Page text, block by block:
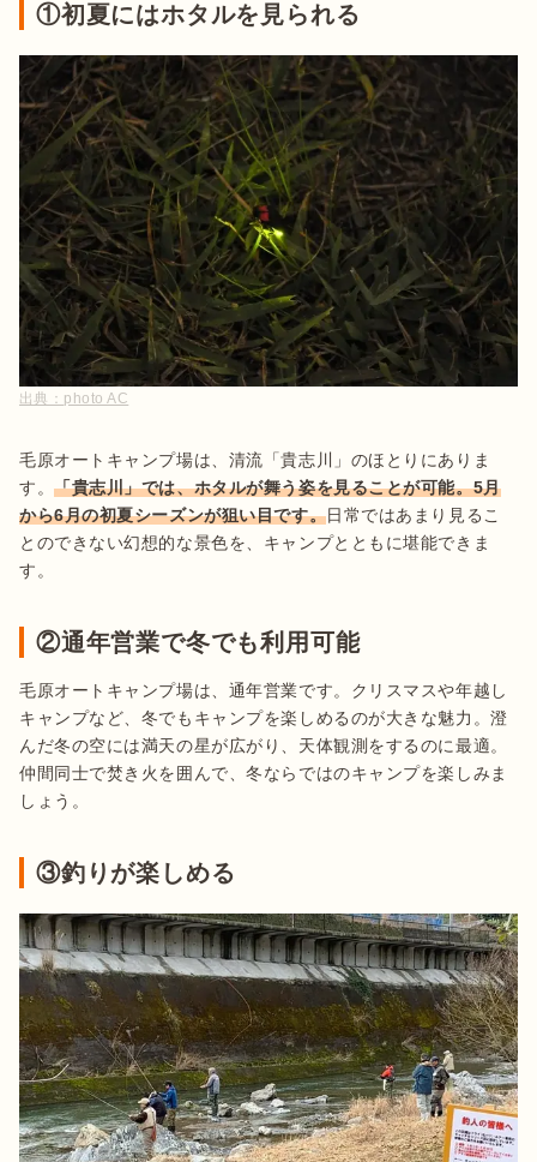
①初夏にはホタルを見られる
出典： photo AC
毛原オートキャンプ場は、清流「貴志川」のほとりにありま
す。「貴志川」では、ホタルが舞う姿を見ることが可能。5月
から6月の初夏シーズンが狙い目です。日常ではあまり見るこ
とのできない幻想的な景色を、キャンプとともに堪能できま
す。
②通年営業で冬でも利用可能
毛原オートキャンプ場は、通年営業です。クリスマスや年越し
キャンプなど、冬でもキャンプを楽しめるのが大きな魅力。澄
んだ冬の空には満天の星が広がり、天体観測をするのに最適。
仲間同士で焚き火を囲んで、冬ならではのキャンプを楽しみま
しょう。
③釣りが楽しめる